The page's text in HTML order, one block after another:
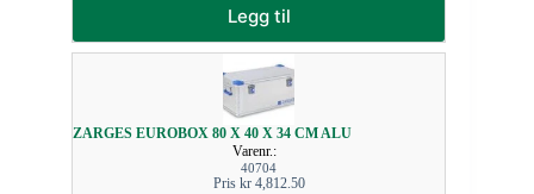
Legg til
ZARGES EUROBOX 80 X 40 X 34 CM ALU
Varenr.:
40704
Pris kr4,812.50